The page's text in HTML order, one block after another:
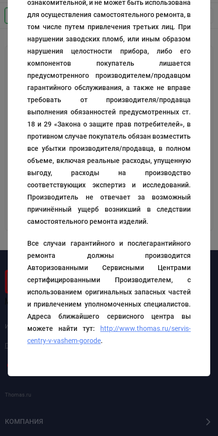
ознакомительной, и не может быть использована
для осуществления самостоятельного ремонта, в
том числе путем привлечения третьих лиц. При
нарушении заводских пломб, или иным образом
нарушения целостности прибора, либо его
компонентов покупатель лишается
предусмотренного производителем/продавцом
гарантийного обслуживания, а также не вправе
требовать от производителя/продавца
выполнения обязанностей предусмотренных ст.
18 и 29 «Закона о защите прав потребителей», в
противном случае покупатель обязан возместить
все убытки производителя/продавца, в полном
объеме, включая реальные расходы, упущенную
выгоду, расходы на производство
соответствующих экспертиз и исследований.
Производитель не отвечает за возможный
причинённый ущерб возникший в следствии
самостоятельного ремонта изделий.
Все случаи гарантийного и послегарантийного
ремонта должны производится
Авторизованными Сервисными Центрами
сертифицированными Производителем, с
использованием оригинальных запасных частей
и привлечением уполномоченных специалистов.
Адреса ближайшего сервисного центра вы
можете найти тут: http://www.thomas.ru/servis-
centry-v-vashem-gorode.
Дата добавления
Кнопка
198843
₽
В корзину
Гашетка
Код: 197155
1 340
В корзину
Интернет-магазин запчастей для пылесосов Thomas
Политика персональных данных |
Thomas.ru
КОМПАНИЯ